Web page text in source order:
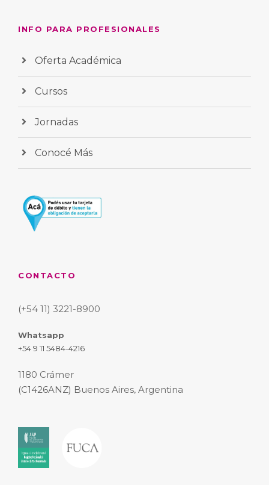
INFO PARA PROFESIONALES
Oferta Académica
Cursos
Jornadas
Conocé Más
CONTACTO
(+54 11) 3221-8900
Whatsapp
+54 9 11 5484-4216
1180 Crámer
(C1426ANZ) Buenos Aires, Argentina